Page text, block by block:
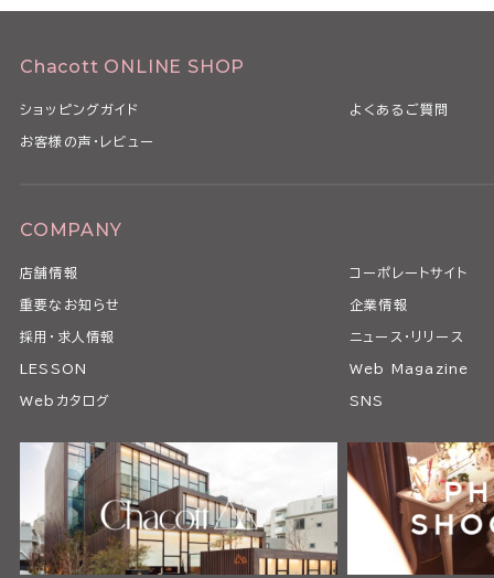
Chacott ONLINE SHOP
ショッピングガイド よくあるご質問
お客様の声・レビュー
COMPANY
店舗情報 コーポレートサイト
重要なお知らせ 企業情報
採用・求人情報 ニュース・リリース
LESSON Web Magazine
Webカタログ SNS